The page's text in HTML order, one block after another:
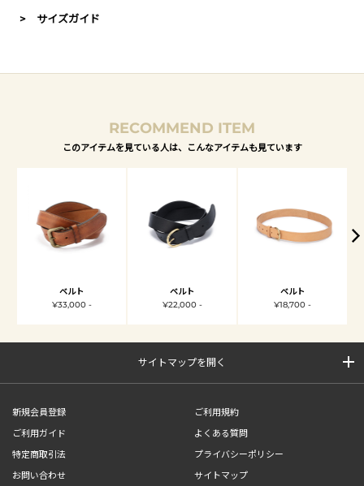
> サイズガイド
RECOMMEND ITEM
このアイテムを見ている人は、こんなアイテムも見ています
ベルト
¥33,000 -
ベルト
¥22,000 -
ベルト
¥18,700 -
サイトマップを開く
新規会員登録
ご利用規約
ご利用ガイド
よくある質問
特定商取引法
プライバシーポリシー
お問い合わせ
サイトマップ